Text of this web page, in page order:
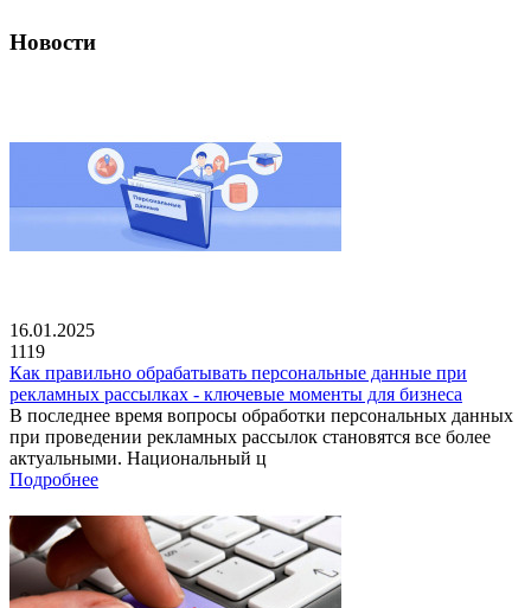
Новости
16.01.2025
1119
Как правильно обрабатывать персональные данные при
рекламных рассылках - ключевые моменты для бизнеса
В последнее время вопросы обработки персональных данных
при проведении рекламных рассылок становятся все более
актуальными. Национальный ц
Подробнее